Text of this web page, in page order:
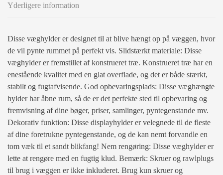
Yderligere information
Disse væghylder er designet til at blive hængt op på væggen, hvor
de vil pynte rummet på perfekt vis. Slidstærkt materiale: Disse
væghylder er fremstillet af konstrueret træ. Konstrueret træ har en
enestående kvalitet med en glat overflade, og det er både stærkt,
stabilt og fugtafvisende. God opbevaringsplads: Disse væghængte
hylder har åbne rum, så de er det perfekte sted til opbevaring og
fremvisning af dine bøger, priser, samlinger, pyntegenstande mv.
Dekorativ funktion: Disse displayhylder er velegnede til de fleste
af dine foretrukne pyntegenstande, og de kan nemt forvandle en
tom væk til et sandt blikfang! Nem rengøring: Disse væghylder er
lette at rengøre med en fugtig klud. Bemærk: Skruer og rawlplugs
til brug i væggen er ikke inkluderet. Brug kun skruer og